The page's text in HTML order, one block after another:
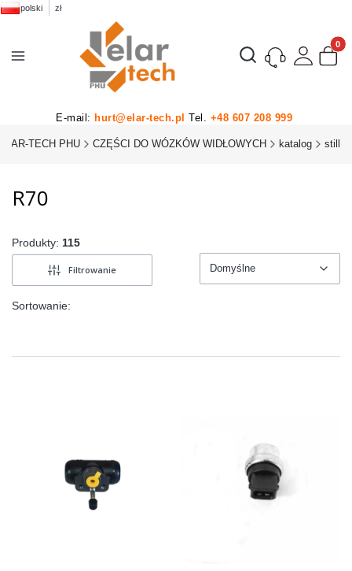
polski zł
Otwórz wyszukiwarkę
E-mail: hurt@elar-tech.pl Tel. +48 607 208 999
TECH PHU CZĘŚCI DO WÓZKÓW WIDŁOWYCH katalog still
R70
Produkty: 115
Filtrowanie
Sortowanie:
Domyślne